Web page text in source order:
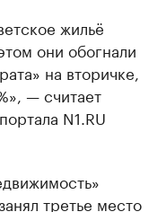
жильё
они обогнали
на вторичке,
— считает
N1.RU
третье место